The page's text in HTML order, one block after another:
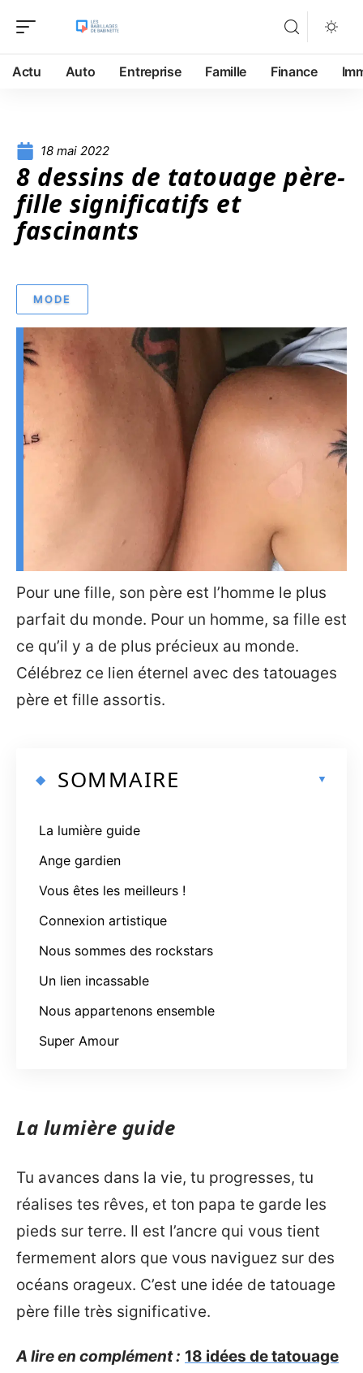
Actu Auto Entreprise Famille Finance
18 mai 2022
8 dessins de tatouage père-
fille significatifs et
fascinants
MODE
Pour une fille, son père est l’homme le plus
parfait du monde. Pour un homme, sa fille est
ce qu’il y a de plus précieux au monde.
Célébrez ce lien éternel avec des tatouages
père et fille assortis.
SOMMAIRE
La lumière guide
Ange gardien
Vous êtes les meilleurs !
Connexion artistique
Nous sommes des rockstars
Un lien incassable
Nous appartenons ensemble
Super Amour
La lumière guide
Tu avances dans la vie, tu progresses, tu
réalises tes rêves, et ton papa te garde les
pieds sur terre. Il est l’ancre qui vous tient
fermement alors que vous naviguez sur des
océans orageux. C’est une idée de tatouage
père fille très significative.
A lire en complément : 18 idées de tatouage